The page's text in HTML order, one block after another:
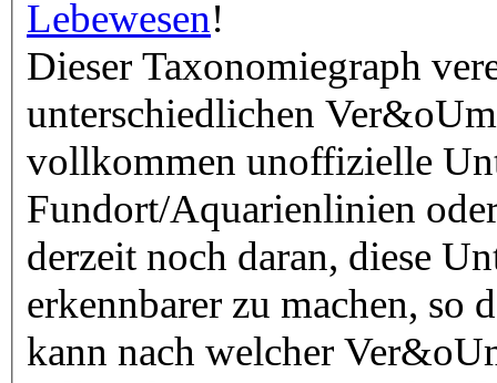
Lebewesen!
Dieser Taxonomiegraph
unterschiedlichen
vollkommen unoffizielle
Fundort/Aquarienlinien
derzeit noch daran, diese
erkennbarer zu machen,
kann nach welcher